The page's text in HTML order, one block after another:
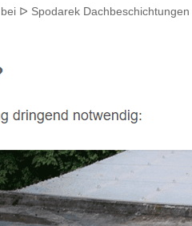
ᐅ Spodarek Dachbeschichtungen